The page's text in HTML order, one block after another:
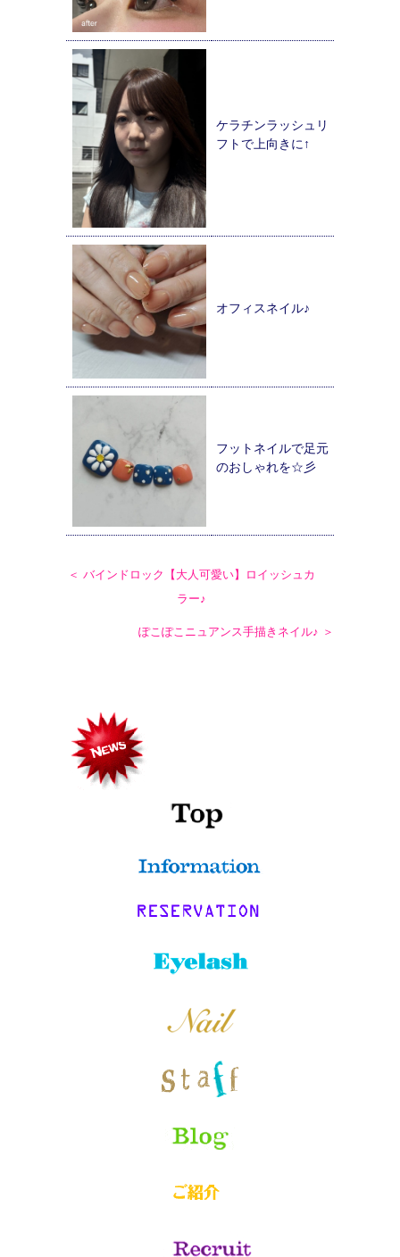
ケラチンラッシュリ
フトで上向きに↑
オフィスネイル♪
フットネイルで足元
のおしゃれを☆彡
＜ バインドロック【大人可愛い】ロイッシュカ
ラー♪
ぽこぽこニュアンス手描きネイル♪ ＞